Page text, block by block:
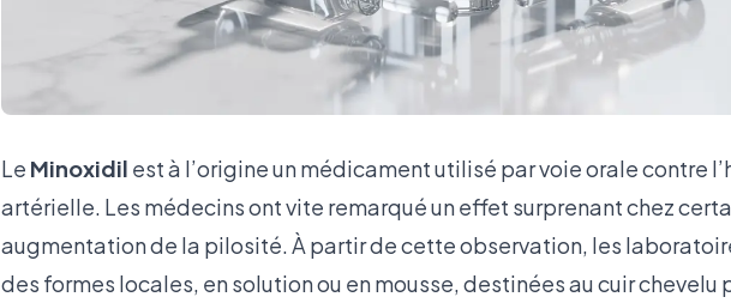
Le Minoxidil est à l’origine un médicament utilisé par voie orale contre
artérielle. Les médecins ont vite remarqué un effet surprenant chez
augmentation de la pilosité. À partir de cette observation, les
des formes locales, en solution ou en mousse, destinées au cuir chevelu